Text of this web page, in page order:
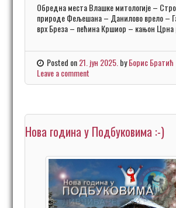
Обредна места Влашке митологије –
природе Фељешана – Данилово врело –
врх Бреза – пећина Кршиор – кањон Црна
Posted on21. јун 2025. byБорис Братић
Leave a comment
Нова година у Подбуковима :-)